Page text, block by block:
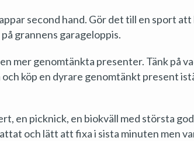
second hand. Gör det till en sport
grannens garageloppis.
mer genomtänkta presenter. Tänk på
köp en dyrare genomtänkt present
en picknick, en biokväll med största
och lätt att fixa i sista minuten men